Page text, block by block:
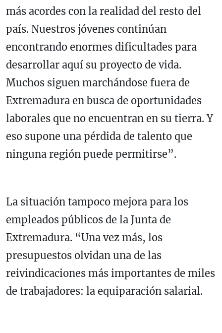
más acordes con la realidad del resto del
país. Nuestros jóvenes continúan
encontrando enormes dificultades para
desarrollar aquí su proyecto de vida.
Muchos siguen marchándose fuera de
Extremadura en busca de oportunidades
laborales que no encuentran en su tierra. Y
eso supone una pérdida de talento que
ninguna región puede permitirse”.
La situación tampoco mejora para los
empleados públicos de la Junta de
Extremadura. “Una vez más, los
presupuestos olvidan una de las
reivindicaciones más importantes de miles
de trabajadores: la equiparación salarial.